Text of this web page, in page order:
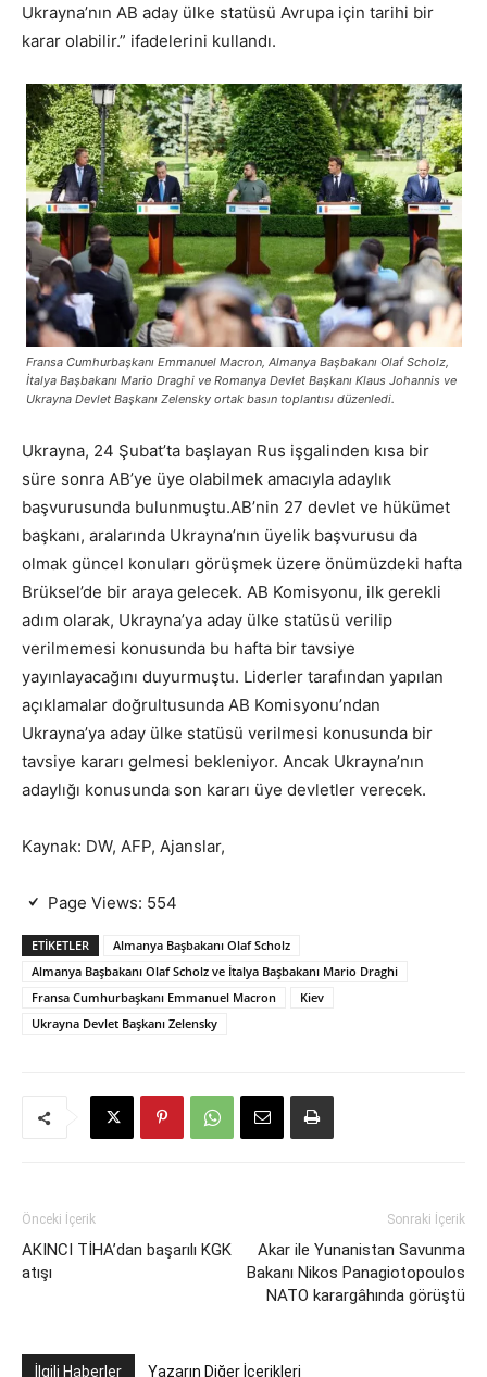
Ukrayna’nın AB aday ülke statüsü Avrupa için tarihi bir
karar olabilir.” ifadelerini kullandı.
Fransa Cumhurbaşkanı Emmanuel Macron, Almanya Başbakanı Olaf Scholz,
İtalya Başbakanı Mario Draghi ve Romanya Devlet Başkanı Klaus Johannis ve
Ukrayna Devlet Başkanı Zelensky ortak basın toplantısı düzenledi.
Ukrayna, 24 Şubat’ta başlayan Rus işgalinden kısa bir
süre sonra AB’ye üye olabilmek amacıyla adaylık
başvurusunda bulunmuştu.AB’nin 27 devlet ve hükümet
başkanı, aralarında Ukrayna’nın üyelik başvurusu da
olmak güncel konuları görüşmek üzere önümüzdeki hafta
Brüksel’de bir araya gelecek. AB Komisyonu, ilk gerekli
adım olarak, Ukrayna’ya aday ülke statüsü verilip
verilmemesi konusunda bu hafta bir tavsiye
yayınlayacağını duyurmuştu. Liderler tarafından yapılan
açıklamalar doğrultusunda AB Komisyonu’ndan
Ukrayna’ya aday ülke statüsü verilmesi konusunda bir
tavsiye kararı gelmesi bekleniyor. Ancak Ukrayna’nın
adaylığı konusunda son kararı üye devletler verecek.
Kaynak: DW, AFP, Ajanslar,
Page Views: 554
ETIKETLER
Almanya Başbakanı Olaf Scholz
Almanya Başbakanı Olaf Scholz ve İtalya Başbakanı Mario Draghi
Fransa Cumhurbaşkanı Emmanuel Macron
Kiev
Ukrayna Devlet Başkanı Zelensky
Önceki İçerik
AKINCI TİHA’dan başarılı KGK
atışı
Sonraki İçerik
Akar ile Yunanistan Savunma
Bakanı Nikos Panagiotopoulos
NATO karargâhında görüştü
İlgili Haberler Yazarın Diğer İçerikleri